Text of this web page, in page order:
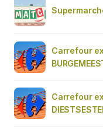
Carrefour
Carrefour